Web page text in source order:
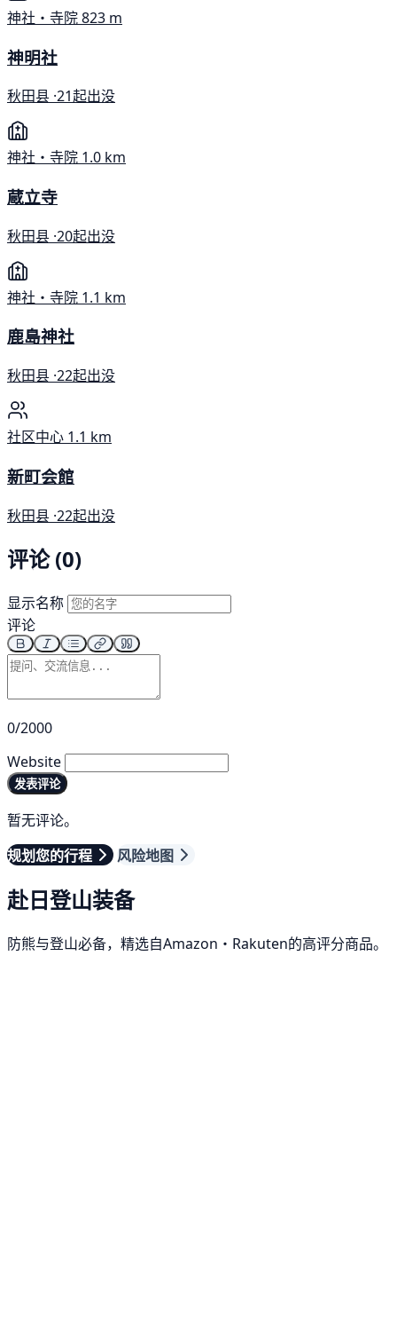
神社・寺院823 m
神明社
秋田县 ·21起出没
神社・寺院 1.0 km
蔵立寺
秋田县 ·20起出没
神社・寺院 1.1 km
鹿島神社
秋田县 ·22起出没
社区中心 1.1 km
新町会館
秋田县 ·22起出没
评论 (0)
显示名称
评论
0/2000
Website
发表评论
暂无评论。
规划您的行程
风险地图
赴日登山装备
防熊与登山必备，精选自Amazon・Rakuten的高评分商品。